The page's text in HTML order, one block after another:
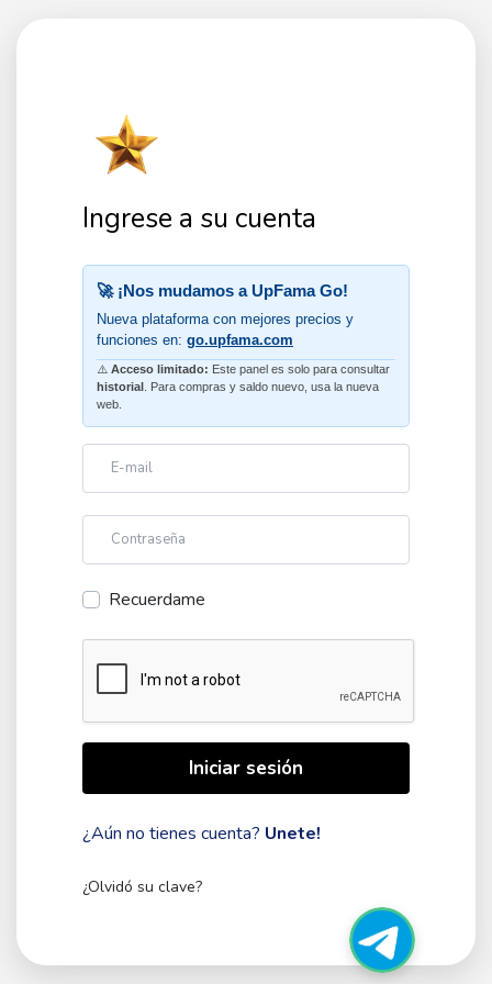
Ingrese a su cuenta
🚀 ¡Nos mudamos a UpFama Go!
Nueva plataforma con mejores precios y
funciones en: go.upfama.com
⚠️ Acceso limitado: Este panel es solo para consultar
historial . Para compras y saldo nuevo, usa la nueva
web.
E-mail
Contraseña
Recuerdame
Iniciar sesión
¿Aún no tienes cuenta? Unete!
¿Olvidó su clave?